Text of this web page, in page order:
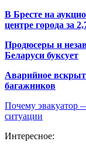
В Бресте на
центре города за
Продюсеры и
Беларуси буксует
Аварийное
багажников
Почему эвакуатор
ситуации
Интересное: